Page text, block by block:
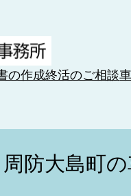
の作成終活のご相談
周防大島町